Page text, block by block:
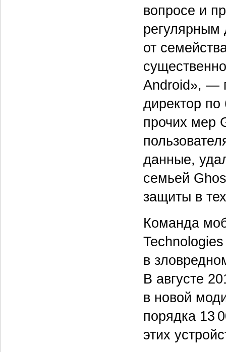
вопросе и
регулярным
от
Android», —
директор
прочих мер
данные,
семьей
защиты в
Команда
в
В августе
в новой
порядка 13
этих